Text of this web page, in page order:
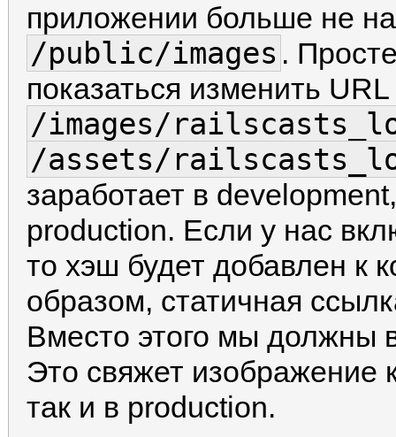
приложении больше не
/public/images .
показаться изменить
/images/
/assets/
заработает в
production. Если у нас
то хэш будет добавлен к
образом, статичная
Вместо этого мы должны
Это свяжет изображение
так и в production.